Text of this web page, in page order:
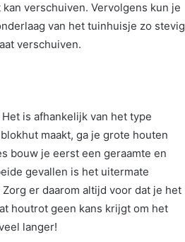
verschuiven. Vervolgens kun je
van het tuinhuisje zo stevig
verschuiven.
is afhankelijk van het type
maakt, ga je grote houten
bouw je eerst een geraamte en
gevallen is het uitermate
er daarom altijd voor dat je het
houtrot geen kans krijgt om het
langer!